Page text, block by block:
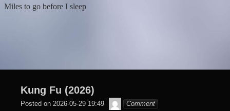
Miles to go before I sleep
Kung Fu (2026)
Posted on 2026-05-29 19:49
๙
翔
Comment